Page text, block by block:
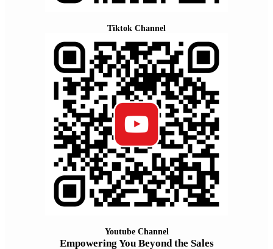
Tiktok Channel
Youtube Channel
Empowering You Beyond the Sales